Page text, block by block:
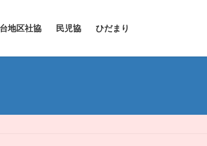
地区社協 民児協 ひだまり